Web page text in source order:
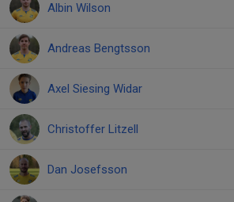
Albin Wilson
Andreas Bengtsson
Axel Siesing Widar
Christoffer Litzell
Dan Josefsson